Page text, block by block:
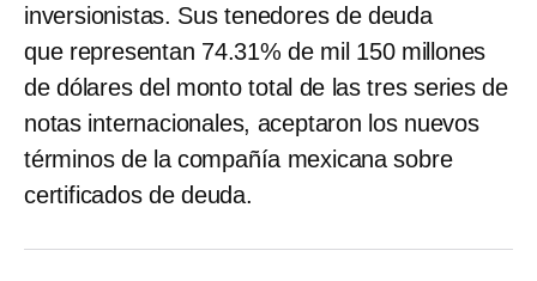
inversionistas. Sus tenedores de deuda
que representan 74.31% de mil 150 millones
de dólares del monto total de las tres series de
notas internacionales, aceptaron los nuevos
términos de la compañía mexicana sobre
certificados de deuda.